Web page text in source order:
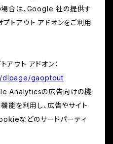
合は、Google 社の提供す
トアウト アドオンをご利用
ウト アドオン：
dlpage/gaoptout
Analyticsの広告向けの機
能を利用し、広告やサイト
などのサードパーティ